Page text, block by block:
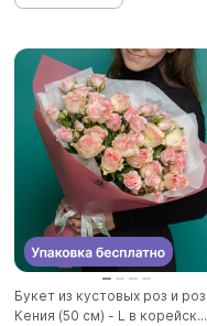
Букет из кустовых роз и роз
Кения (50 см) - L в корейск...